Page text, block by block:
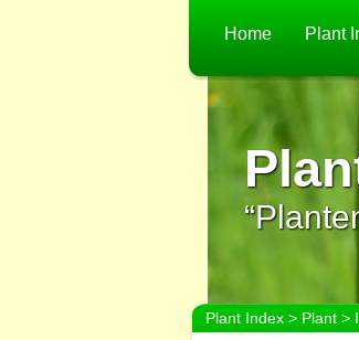
Home Plant
Plant Index> Plant>